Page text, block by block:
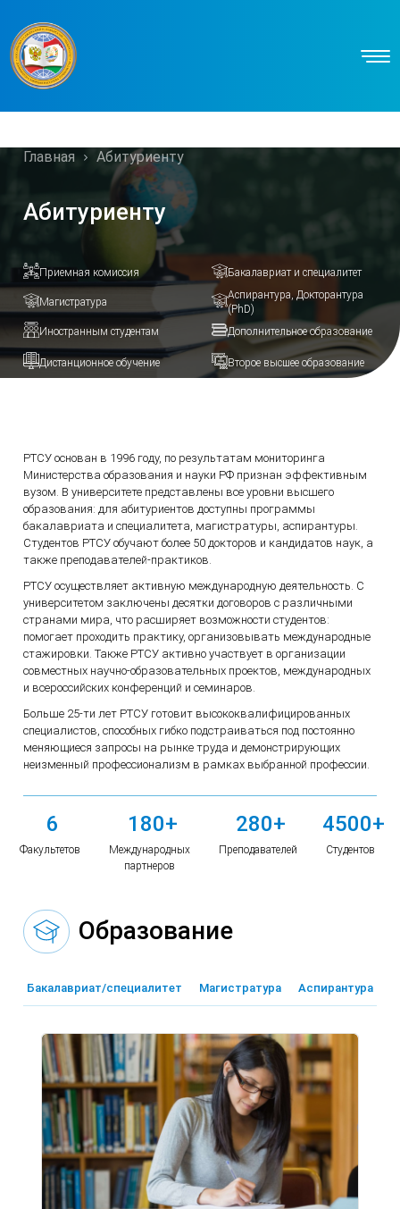
Главная Абитуриенту
Абитуриенту
Приемная комиссия Бакалавриат и специалитет
Магистратура
Аспирантура, Докторантура
(PhD)
Иностранным студентам
Дополнительное образование
Дистанционное обучение Второе высшее образование
РТСУ основан в 1996 году, по результатам мониторинга
Министерства образования и науки РФ признан эффективным
вузом. В университете представлены все уровни высшего
образования: для абитуриентов доступны программы
бакалавриата и специалитета, магистратуры, аспирантуры.
Студентов РТСУ обучают более 50 докторов и кандидатов наук, а
также преподавателей-практиков.
РТСУ осуществляет активную международную деятельность. С
университетом заключены десятки договоров с различными
странами мира, что расширяет возможности студентов:
помогает проходить практику, организовывать международные
стажировки. Также РТСУ активно участвует в организации
совместных научно-образовательных проектов, международных
и всероссийских конференций и семинаров.
Больше 25-ти лет РТСУ готовит высококвалифицированных
специалистов, способных гибко подстраиваться под постоянно
меняющиеся запросы на рынке труда и демонстрирующих
неизменный профессионализм в рамках выбранной профессии.
6
Факультетов
180+
Международных
партнеров
280+
Преподавателей
4500+
Студентов
Образование
Бакалавриат/специалитет Магистратура Аспирантура